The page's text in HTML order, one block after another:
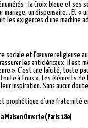
: la Croix bleue et
mariage, un dispensaire… Et
les exigences d’une machine
sociale et l’œuvre religieuse
les anticléricaux. Il
». C’est une laïcité, toute
à tous ». Les éléments de
inspiration. Sans aucun
prophétique d’une fraternité
Maison Ouverte (Paris 18e)